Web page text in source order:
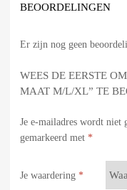
BEOORDELINGEN
Er zijn nog geen
WEES DE EERSTE
MAAT M/L/XL” TE
Je e-mailadres wordt niet
gemarkeerd met *
Je waardering *